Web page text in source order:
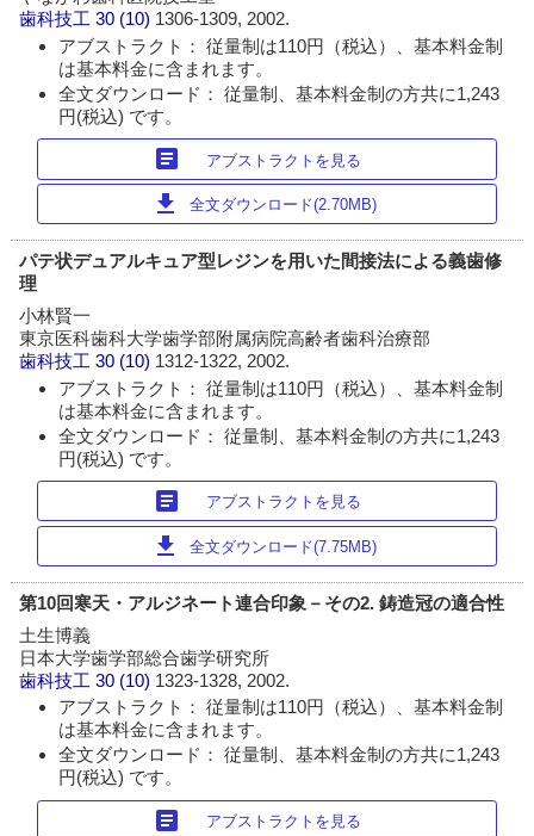
歯科技工 30 (10) 1306-1309, 2002.
アブストラクト： 従量制は110円（税込）、基本料金制
は基本料金に含まれます。
全文ダウンロード： 従量制、基本料金制の方共に1,243
円(税込) です。
article アブストラクトを見る
download 全文ダウンロード(2.70MB)
パテ状デュアルキュア型レジンを用いた間接法による義歯修
理
小林賢一
東京医科歯科大学歯学部附属病院高齢者歯科治療部
歯科技工 30 (10) 1312-1322, 2002.
アブストラクト： 従量制は110円（税込）、基本料金制
は基本料金に含まれます。
全文ダウンロード： 従量制、基本料金制の方共に1,243
円(税込) です。
article アブストラクトを見る
download 全文ダウンロード(7.75MB)
第10回寒天・アルジネート連合印象－その2. 鋳造冠の適合性
土生博義
日本大学歯学部総合歯学研究所
歯科技工 30 (10) 1323-1328, 2002.
アブストラクト： 従量制は110円（税込）、基本料金制
は基本料金に含まれます。
全文ダウンロード： 従量制、基本料金制の方共に1,243
円(税込) です。
article アブストラクトを見る